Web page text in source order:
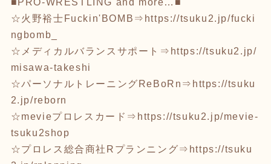
■PRO-WRESTLING and more…■
☆火野裕士Fuckin'BOMB⇒ https://tsuku2.jp/fucki
ngbomb_
☆メディカルバランスサポート⇒ https://tsuku2.jp/
misawa-takeshi
☆パーソナルトレーニングReBoRn⇒ https://tsuku
2.jp/reborn
☆mevieプロレスカード⇒ https://tsuku2.jp/mevie-
tsuku2shop
☆プロレス総合商社Rプランニング⇒ https://tsuku